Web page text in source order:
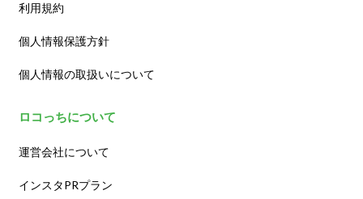
利用規約
個人情報保護方針
個人情報の取扱いについて
ロコっちについて
運営会社について
インスタPRプラン